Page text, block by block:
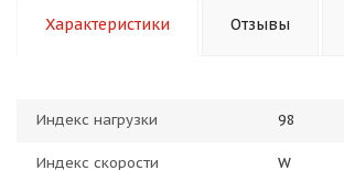
Характеристики Отзывы
Индекс нагрузки 98
Индекс скорости W